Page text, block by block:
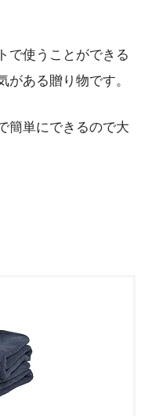
で使うことができる
ある贈り物です。
簡単にできるので大